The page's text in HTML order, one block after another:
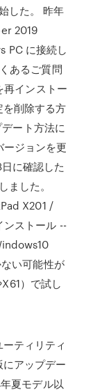
した。 昨年
2019
PC に接続し
あるご質問
インストー
削除する方
ート方法に
ジョンを更
に確認した
した。
X201 /
ストール --
い可能性が
）で試し
ティリティ
にアップデー
夏モデル以